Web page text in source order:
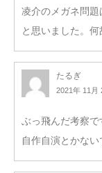
凌介のメガネ問
と思いました。
たるぎ
2021年 11月
ぶっ飛んだ考察
自作自演とかない